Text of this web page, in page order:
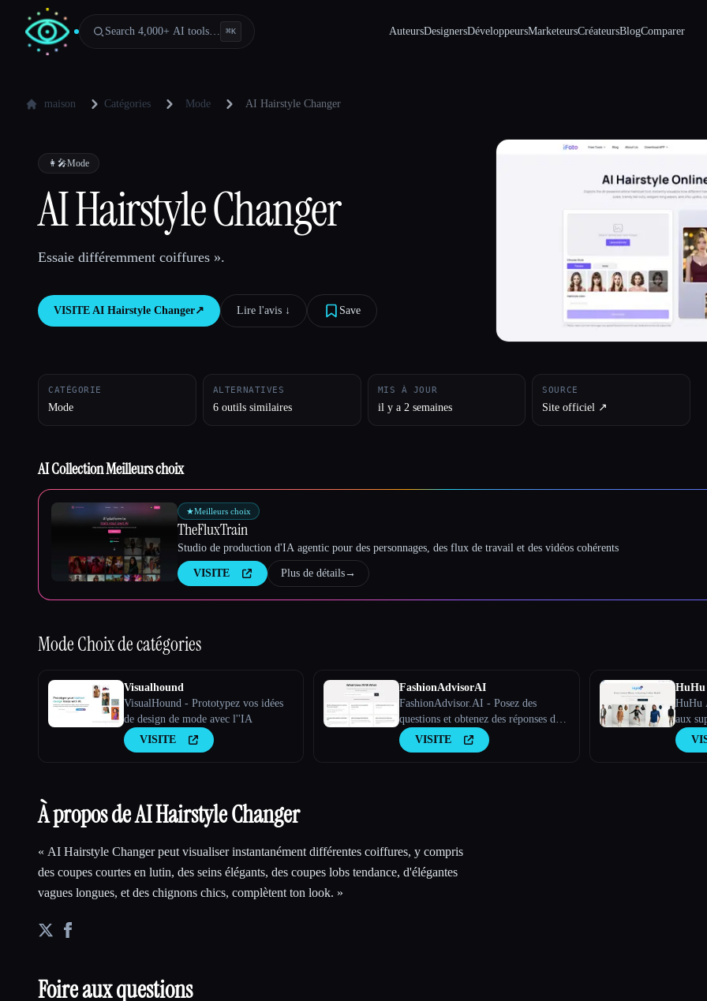
Search 4,000+ AI tools… ⌘K AuteursDesignersDéveloppeursMarketeursCréateursBlogComparer
maison Catégories Mode AI Hairstyle Changer
👩‍🎤Mode
AI Hairstyle Changer
Essaie différemment coiffures ».
VISITE AI Hairstyle Changer↗︎ Lire l'avis ↓︎ Save
CATÉGORIE
Mode
ALTERNATIVES
6 outils similaires
MIS À JOUR
il y a 2 semaines
SOURCE
Site officiel ↗︎
AI Collection Meilleurs choix
★Meilleurs choix
TheFluxTrain
Studio de production d'IA agentic pour des personnages, des flux de travail et des vidéos cohérents
VISITE Plus de détails→
ModeChoix de catégories
Visualhound
VisualHound - Prototypez vos idées
de design de mode avec l''IA
VISITE
FashionAdvisorAI
FashionAdvisor.AI - Posez des
questions et obtenez des réponses de
FashionAdvisor.AI
VISITE
HuHu
aux
À propos de AI Hairstyle Changer
« AI Hairstyle Changer peut visualiser instantanément différentes coiffures, y compris
des coupes courtes en lutin, des seins élégants, des coupes lobs tendance, d'élégantes
vagues longues, et des chignons chics, complètent ton look. »
Foire aux questions